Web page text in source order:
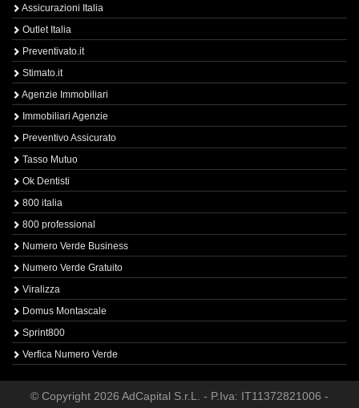
Assicurazioni Italia
Outlet Italia
Preventivato.it
Stimato.it
Agenzie Immobiliari
Immobiliari Agenzie
Preventivo Assicurato
Tasso Mutuo
Ok Dentisti
800 italia
800 professional
Numero Verde Business
Numero Verde Gratuito
Viralizza
Domus Montascale
Sprint800
Verfica Numero Verde
© Copyright 2026 AdCapital S.r.L. - P.Iva: IT11372821006 -